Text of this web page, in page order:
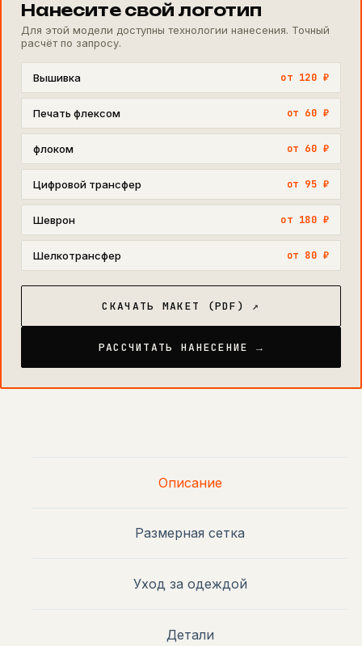
Нанесите свой логотип
Для этой модели доступны технологии нанесения. Точный
расчёт по запросу.
Вышивка от 120 ₽
Печать флексом от 60 ₽
флоком от 60 ₽
Цифровой трансфер от 95 ₽
Шеврон от 180 ₽
Шелкотрансфер от 80 ₽
СКАЧАТЬ МАКЕТ (PDF) ↗
РАССЧИТАТЬ НАНЕСЕНИЕ →
Описание
Размерная сетка
Уход за одеждой
Детали